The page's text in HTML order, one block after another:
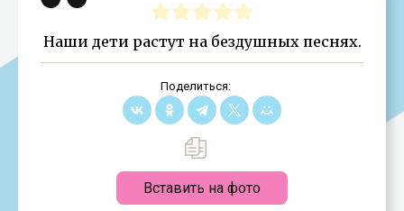
Наши дети растут на бездушных песнях.
Поделиться:
Вставить на фото